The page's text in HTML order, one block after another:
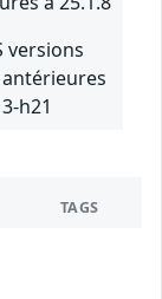
versions
antérieures
h21
TAGS